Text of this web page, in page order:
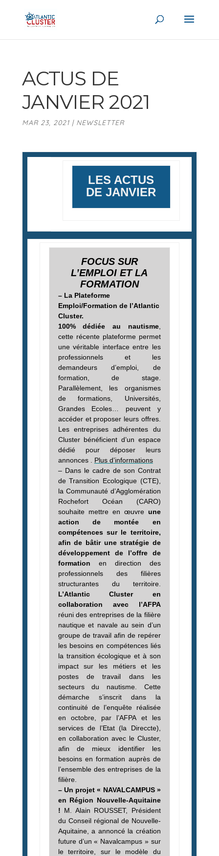
ACTUS DE
JANVIER 2021
MAR 23, 2021| NEWSLETTER
LES ACTUS
DE JANVIER
FOCUS SUR
L’EMPLOI ET LA
FORMATION
– La Plateforme
Emploi/Formation de l’Atlantic
Cluster.
100% dédiée au nautisme,
cette récente plateforme permet
une véritable interface entre les
professionnels et les
demandeurs d’emploi, de
formation, de stage.
Parallèlement, les organismes
de formations, Universités,
Grandes Ecoles… peuvent y
accéder et proposer leurs offres.
Les entreprises adhérentes du
Cluster bénéficient d’un espace
dédié pour déposer leurs
annonces
Plus d’informations
– Dans le cadre de son Contrat
de Transition Ecologique (CTE),
la Communauté d’Agglomération
Rochefort Océan (CARO)
souhaite mettre en œuvre une
action de montée en
compétences sur le territoire,
afin de bâtir une stratégie de
développement de l’offre de
formation en direction des
professionnels des filières
structurantes du territoire.
L’Atlantic Cluster en
collaboration avec l’AFPA
réuni des entreprises de la filière
nautique et navale au sein d’un
groupe de travail afin de repérer
les besoins en compétences liés
la transition écologique et à son
impact sur les métiers et les
postes de travail dans les
secteurs du nautisme. Cette
démarche s’inscrit dans la
continuité de l’enquête réalisée
en octobre, par l’AFPA et les
services de l’Etat (la Direccte),
en collaboration avec le Cluster,
afin de mieux identifier les
besoins en formation auprès de
l’ensemble des entreprises de la
filière.
– Un projet « NAVALCAMPUS »
en Région Nouvelle-Aquitaine
! M. Alain ROUSSET, Président
du Conseil régional de Nouvelle-
Aquitaine, a annoncé la création
future d’un « Navalcampus » sur
le territoire, sur le modèle du